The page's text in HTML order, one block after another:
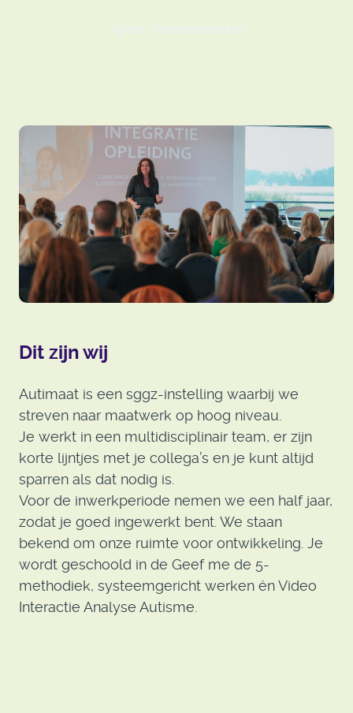
Agnes, Personeelszaken
Dit zijn wij
Autimaat is een sggz-instelling waarbij we
streven naar maatwerk op hoog niveau.
Je werkt in een multidisciplinair team, er zijn
korte lijntjes met je collega’s en je kunt altijd
sparren als dat nodig is.
Voor de inwerkperiode nemen we een half jaar,
zodat je goed ingewerkt bent. We staan
bekend om onze ruimte voor ontwikkeling. Je
wordt geschoold in de Geef me de 5-
methodiek, systeemgericht werken én Video
Interactie Analyse Autisme.